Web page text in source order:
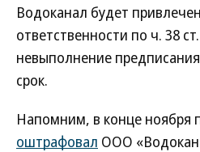
Водоканал будет
ответственности по ч. 38
невыполнение
срок.
Напомним, в конце ноября
оштрафовал ООО